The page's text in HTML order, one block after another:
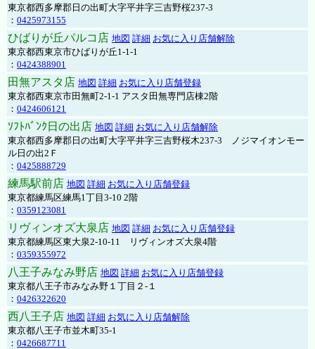
東京都西多摩郡日の出町大字平井字三吉野桜237-3
： 0425973155
ひばりが丘パルコ店 地図 詳細 お気に入り店舗解除
東京都西東京市ひばりが丘1-1-1
： 0424388901
田無アスタ店 地図 詳細 お気に入り店舗登録
東京都西東京市田無町2-1-1 アスタ田無専門店棟2階
： 0424606121
ｿﾌﾄﾊﾞﾝｸ日の出店 地図 詳細 お気に入り店舗解除
東京都西多摩郡日の出町大字平井字三吉野桜木237-3 ノジマイオンモー
ル日の出2Ｆ
： 0425888729
練馬駅前店 地図 詳細 お気に入り店舗登録
東京都練馬区練馬1丁目3-10 2階
： 0359123081
リヴィンオズ大泉店 地図 詳細 お気に入り店舗登録
東京都練馬区東大泉2-10-11 リヴィンオズ大泉4階
： 0359355972
八王子みなみ野店 地図 詳細 お気に入り店舗登録
東京都八王子市みなみ野１丁目２-１
： 0426322620
西八王子店 地図 詳細 お気に入り店舗解除
東京都八王子市並木町35-1
： 0426687711